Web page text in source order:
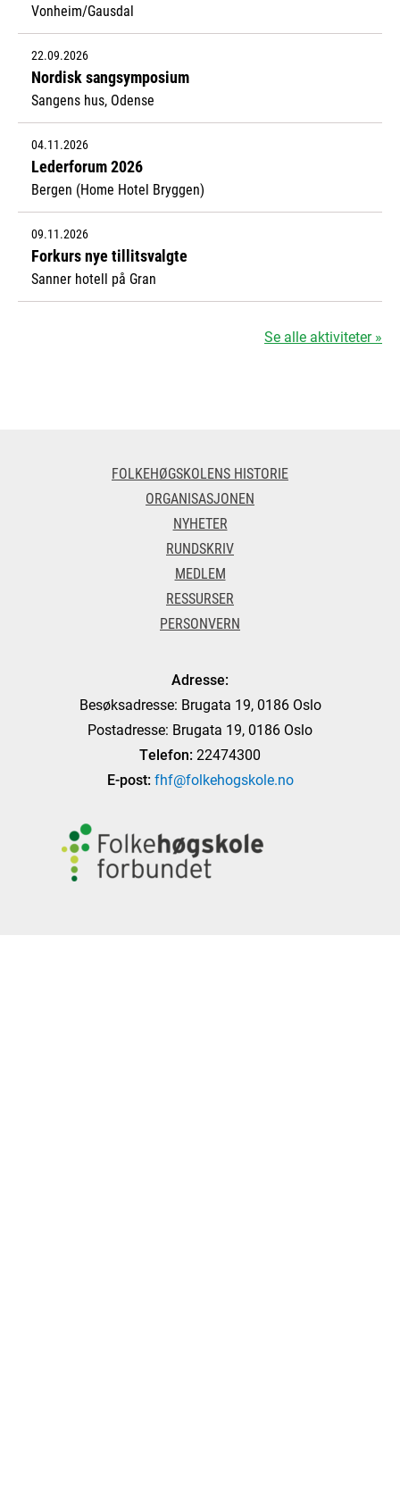
Vonheim/Gausdal
22.09.2026
Nordisk sangsymposium
Sangens hus, Odense
04.11.2026
Lederforum 2026
Bergen (Home Hotel Bryggen)
09.11.2026
Forkurs nye tillitsvalgte
Sanner hotell på Gran
Se alle aktiviteter »
FOLKEHØGSKOLENS HISTORIE
ORGANISASJONEN
NYHETER
RUNDSKRIV
MEDLEM
RESSURSER
PERSONVERN
Adresse:
Besøksadresse: Brugata 19, 0186 Oslo
Postadresse: Brugata 19, 0186 Oslo
Telefon: 22474300
E-post: fhf@folkehogskole.no